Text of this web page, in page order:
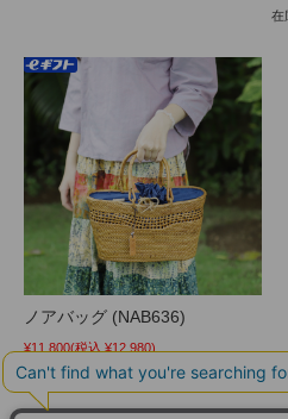
在
ノアバッグ (NAB636)
¥11,800(税込 ¥12,980)